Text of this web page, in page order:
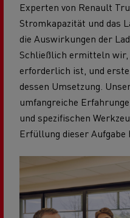
Experten von Renault
Stromkapazität und das
die Auswirkungen der
Schließlich ermitteln wir,
erforderlich ist, und
dessen Umsetzung.
umfangreiche
und spezifischen
Erfüllung dieser Aufgabe